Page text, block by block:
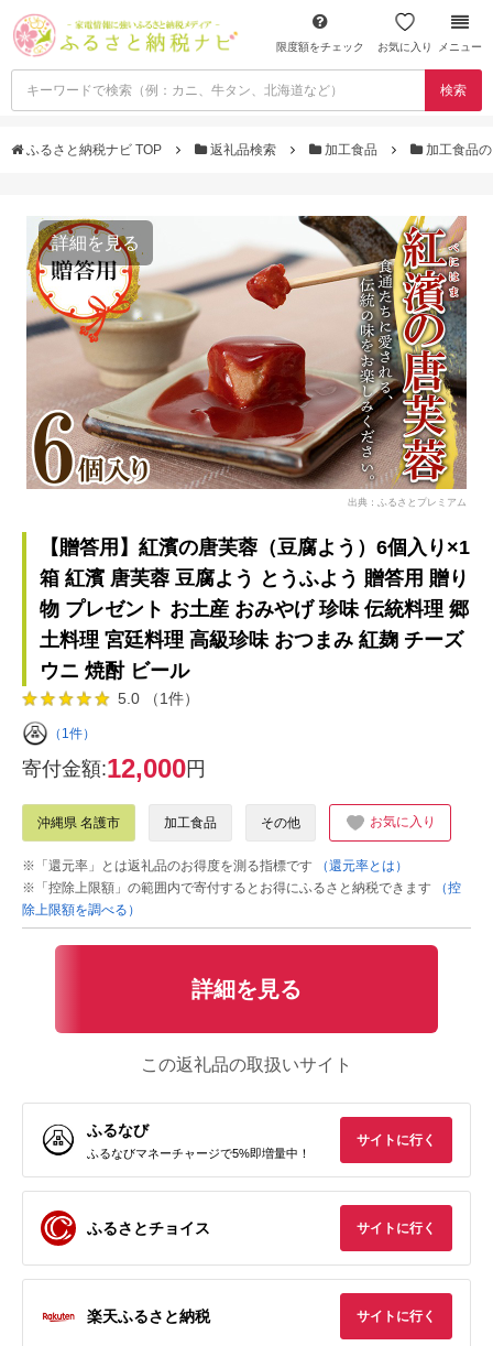
限度額をチェック お気に入り メニュー
検索
ふるさと納税ナビ TOP 返礼品検索 加工食品 加工食品
詳細を見る
出典：ふるさとプレミアム
【贈答用】紅濱の唐芙蓉（豆腐よう）6個入り×1
箱 紅濱 唐芙蓉 豆腐よう とうふよう 贈答用 贈り
物 プレゼント お土産 おみやげ 珍味 伝統料理 郷
土料理 宮廷料理 高級珍味 おつまみ 紅麹 チーズ
ウニ 焼酎 ビール
5.0 （1件）
（1件）
寄付金額:12,000円
沖縄県 名護市 加工食品 その他 お気に入り
※「還元率」とは返礼品のお得度を測る指標です
（還元率とは）
※「控除上限額」の範囲内で寄付するとお得にふるさと納税できます
（控
除上限額を調べる）
詳細を見る
この返礼品の取扱いサイト
ふるなび
ふるなびマネーチャージで5%即増量中！
サイトに行く
ふるさとチョイス サイトに行く
楽天ふるさと納税 サイトに行く